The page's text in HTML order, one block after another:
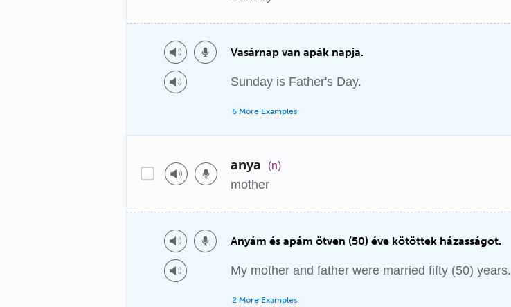
Vasárnap van apák napja.
Sunday is Father's Day.
6 More Examples
anya (n)
mother
Anyám és apám ötven (50) éve kötöttek házasságot.
My mother and father were married fifty (50) years.
2 More Examples